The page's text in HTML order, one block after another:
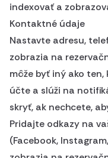
indexovať a
Kontaktné údaje
Nastavte adresu,
zobrazia na
môže byť iný ako
účte a slúži na
skryť, ak nechcete,
Pridajte odkazy na
(Facebook,